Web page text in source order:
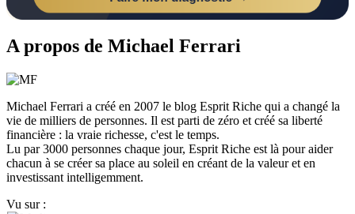
A propos de Michael Ferrari
Michael Ferrari a créé en 2007 le blog Esprit Riche qui a changé la
vie de milliers de personnes. Il est parti de zéro et créé sa liberté
financière : la vraie richesse, c'est le temps.
Lu par 3000 personnes chaque jour, Esprit Riche est là pour aider
chacun à se créer sa place au soleil en créant de la valeur et en
investissant intelligemment.
Vu sur :